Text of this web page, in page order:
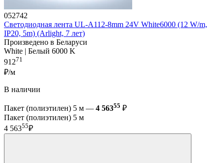
052742
Светодиодная лента UL-A112-8mm 24V White6000 (12 W/m,
IP20, 5m) (Arlight, 7 лет)
Произведено в Беларуси
White | Белый 6000 K
91271
₽/м
В наличии
Пакет (полиэтилен) 5 м — 4 56355 ₽
Пакет (полиэтилен) 5 м
4 56355₽